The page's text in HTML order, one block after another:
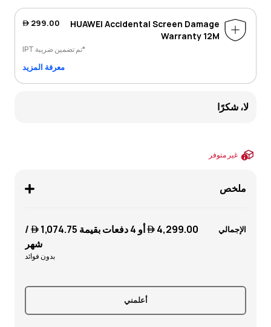
HUAWEI Accidental Screen Damage
Warranty 12M
299.00 
*تم تضمين ضريبة IPT
معرفة المزيد
لا، شكرًا
غير متوفر
ملخص
الإجمالي 4,299.00  أو 4 دفعات بقيمة 1,074.75 
/
شهر
بدون فوائد
أعلمني